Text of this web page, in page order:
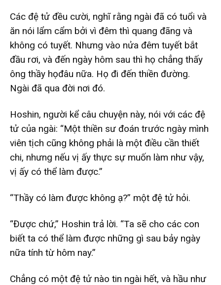
Các đệ tử đều cười, nghĩ rằng ngài đã có tuổi và
ăn nói lẩm cẩm bởi vì đêm thì quang đãng và
không có tuyết. Nhưng vào nửa đêm tuyết bắt
đầu rơi, và đến ngày hôm sau thì họ chẳng thấy
ông thầy họđâu nữa. Họ đi đến thiền đường.
Ngài đã qua đời nơi đó.
Hoshin, người kể câu chuyện này, nói với các đệ
tử của ngài: “Một thiền sư đoán trước ngày mình
viên tịch cũng không phải là một điều cần thiết
chi, nhưng nếu vị ấy thực sự muốn làm như vậy,
vị ấy có thể làm được.”
“Thầy có làm được không ạ?” một đệ tử hỏi.
“Được chứ,” Hoshin trả lời. “Ta sẽ cho các con
biết ta có thể làm được những gì sau bảy ngày
nữa tính từ hôm nay.”
Chẳng có một đệ tử nào tin ngài hết, và hầu như